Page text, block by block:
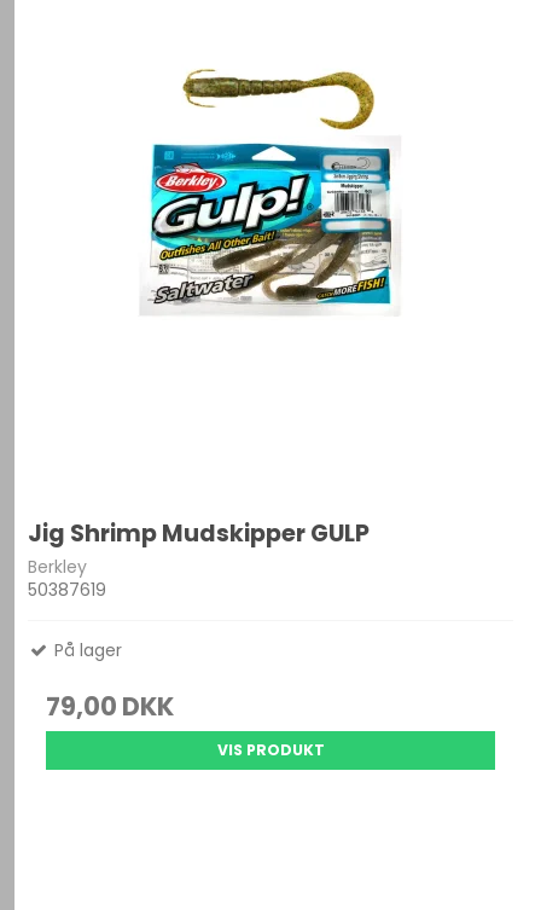
Jig Shrimp Mudskipper GULP
Berkley
50387619
På lager
79,00 DKK
VIS PRODUKT